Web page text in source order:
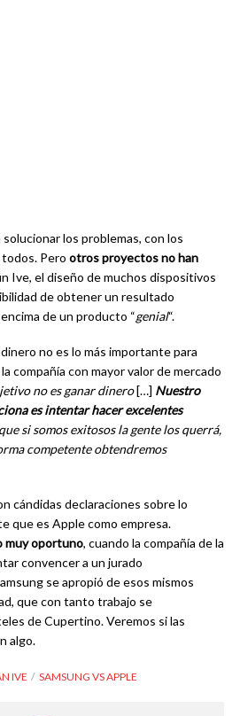
los problemas, con los
Pero otros proyectos no han
Ive, el diseño de muchos dispositivos
de obtener un resultado
de un producto “genial“.
no es lo más importante para
compañía con mayor valor de mercado
no es ganar dinero[…] Nuestro
es intentar hacer excelentes
si somos exitosos la gente los querrá,
competente obtendremos
cándidas declaraciones sobre lo
que es Apple como empresa.
muy oportuno, cuando la compañía de la
convencer a un jurado
se apropió de esos mismos
que con tanto trabajo se
de Cupertino. Veremos si las
algo.
IVE SAMSUNG VS APPLE